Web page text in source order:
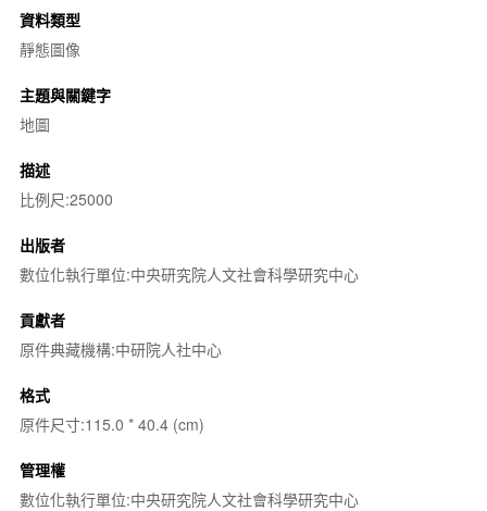
資料類型
靜態圖像
主題與關鍵字
地圖
描述
比例尺:25000
出版者
數位化執行單位:中央研究院人文社會科學研究中心
貢獻者
原件典藏機構:中研院人社中心
格式
原件尺寸:115.0 * 40.4 (cm)
管理權
數位化執行單位:中央研究院人文社會科學研究中心